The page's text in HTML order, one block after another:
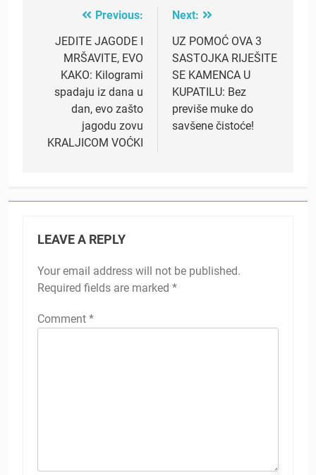
navigation
Previous:
JEDITE JAGODE I
MRŠAVITE, EVO
KAKO: Kilogrami
spadaju iz dana u
dan, evo zašto
jagodu zovu
KRALJICOM VOĆKI
Next:
UZ POMOĆ OVA 3
SASTOJKA RIJEŠITE
SE KAMENCA U
KUPATILU: Bez
previše muke do
savšene čistoće!
LEAVE A REPLY
Your email address will not be published.
Required fields are marked *
Comment *